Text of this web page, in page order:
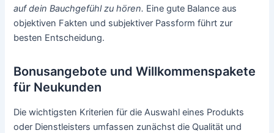
auf dein Bauchgefühl zu hören. Eine gute Balance aus
objektiven Fakten und subjektiver Passform führt zur
besten Entscheidung.
Bonusangebote und Willkommenspakete
für Neukunden
Die wichtigsten Kriterien für die Auswahl eines Produkts
oder Dienstleisters umfassen zunächst die Qualität und